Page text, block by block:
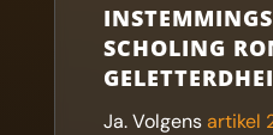
SCHOLING
Ja. Volgensartikel